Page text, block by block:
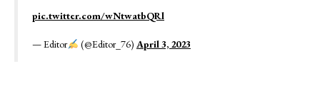
pic.twitter.com/wNtwatbQRl
— Editor (@Editor_76) April 3, 2023